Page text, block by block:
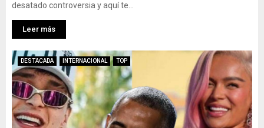
desatado controversia y aquí te...
Leer más
DESTACADA INTERNACIONAL TOP